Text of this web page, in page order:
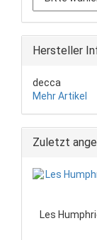
Hersteller
decca
Mehr Artikel
Zuletzt
Les